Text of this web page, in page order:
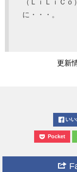
（ＬｉＬｉＣ
に・・・。
更新
いい
Pocket